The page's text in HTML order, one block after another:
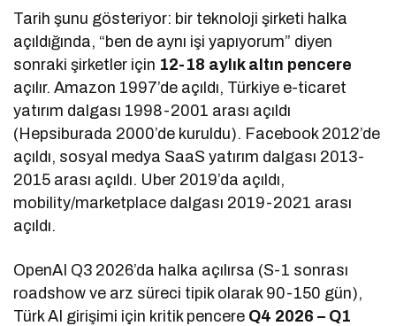
Tarih şunu gösteriyor: bir teknoloji şirketi halka
açıldığında, “ben de aynı işi yapıyorum” diyen
sonraki şirketler için 12-18 aylık altın pencere
açılır. Amazon 1997’de açıldı, Türkiye e-ticaret
yatırım dalgası 1998-2001 arası açıldı
(Hepsiburada 2000’de kuruldu). Facebook 2012’de
açıldı, sosyal medya SaaS yatırım dalgası 2013-
2015 arası açıldı. Uber 2019’da açıldı,
mobility/marketplace dalgası 2019-2021 arası
açıldı.
OpenAI Q3 2026’da halka açılırsa (S-1 sonrası
roadshow ve arz süreci tipik olarak 90-150 gün),
Türk AI girişimi için kritik pencere Q4 2026 – Q1